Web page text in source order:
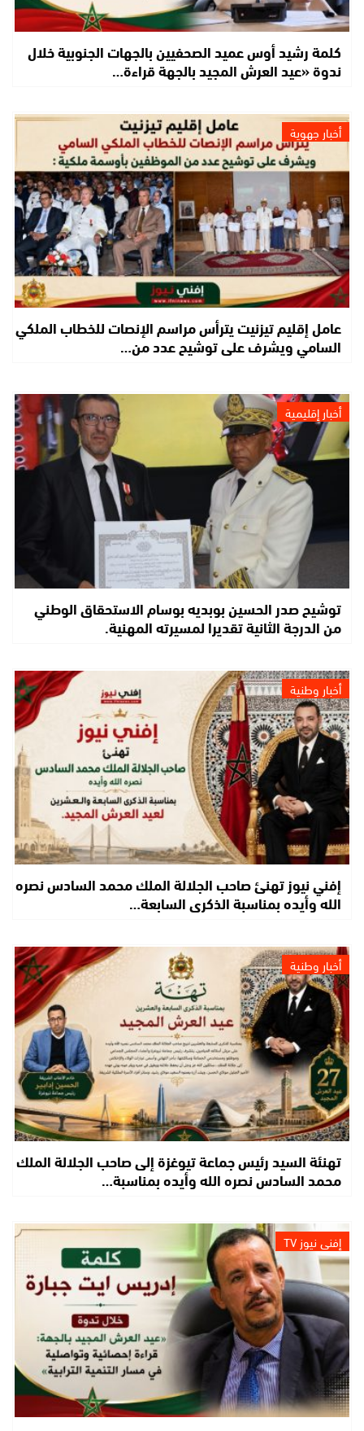
كلمة رشيد أوس عميد الصحفيين بالجهات الجنوبية خلال
ندوة «عيد العرش المجيد بالجهة قراءة…
أخبار جهوية
عامل إقليم تيزنيت يترأس مراسم الإنصات للخطاب الملكي
السامي ويشرف على توشيح عدد من…
أخبار إقليمية
توشيح صدر الحسين بوبديه بوسام الاستحقاق الوطني
من الدرجة الثانية تقديرا لمسيرته المهنية.
أخبار وطنية
إفني نيوز تهنئ صاحب الجلالة الملك محمد السادس نصره
الله وأيده بمناسبة الذكرى السابعة…
أخبار وطنية
تهنئة السيد رئيس جماعة تيوغزة إلى صاحب الجلالة الملك
محمد السادس نصره الله وأيده بمناسبة…
إفني نيوز TV